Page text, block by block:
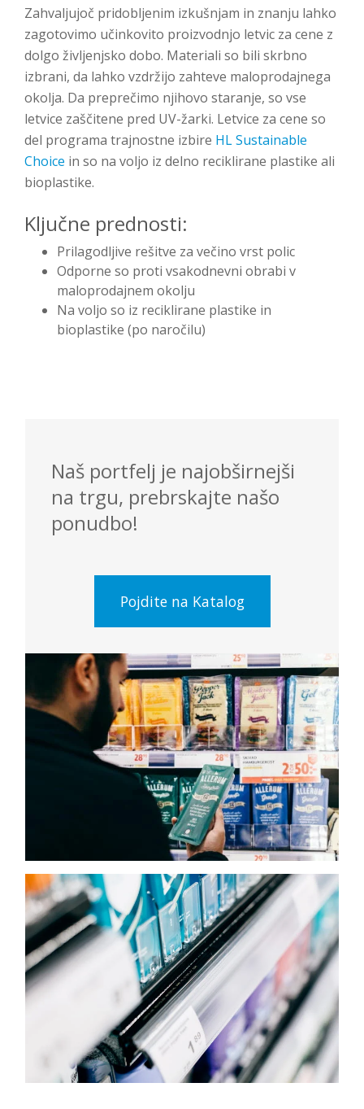
Zahvaljujoč pridobljenim izkušnjam in znanju lahko
zagotovimo učinkovito proizvodnjo letvic za cene z
dolgo življenjsko dobo. Materiali so bili skrbno
izbrani, da lahko vzdržijo zahteve maloprodajnega
okolja. Da preprečimo njihovo staranje, so vse
letvice zaščitene pred UV-žarki. Letvice za cene so
del programa trajnostne izbire HL Sustainable
Choice in so na voljo iz delno reciklirane plastike ali
bioplastike.
Ključne prednosti:
Prilagodljive rešitve za večino vrst polic
Odporne so proti vsakodnevni obrabi v
maloprodajnem okolju
Na voljo so iz reciklirane plastike in
bioplastike (po naročilu)
Naš portfelj je najobširnejši
na trgu, prebrskajte našo
ponudbo!
Pojdite na Katalog